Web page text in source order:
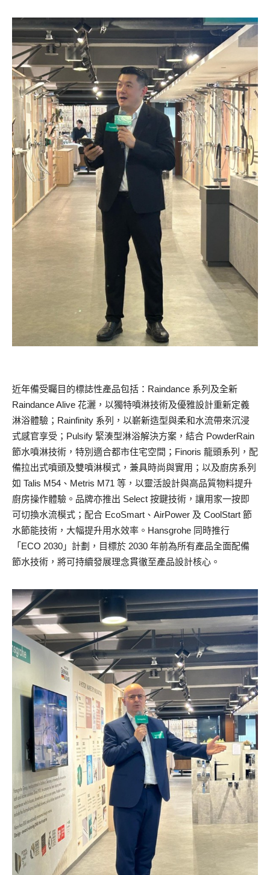
近年備受矚目的標誌性產品包括：Raindance 系列及全新
Raindance Alive 花灑，以獨特噴淋技術及優雅設計重新定義
淋浴體驗；Rainfinity 系列，以嶄新造型與柔和水流帶來沉浸
式感官享受；Pulsify 緊湊型淋浴解決方案，結合 PowderRain
節水噴淋技術，特別適合都市住宅空間；Finoris 龍頭系列，配
備拉出式噴頭及雙噴淋模式，兼具時尚與實用；以及廚房系列
如 Talis M54、Metris M71 等，以靈活設計與高品質物料提升
廚房操作體驗。品牌亦推出 Select 按鍵技術，讓用家一按即
可切換水流模式；配合 EcoSmart、AirPower 及 CoolStart 節
水節能技術，大幅提升用水效率。Hansgrohe 同時推行
「ECO 2030」計劃，目標於 2030 年前為所有產品全面配備
節水技術，將可持續發展理念貫徹至產品設計核心。